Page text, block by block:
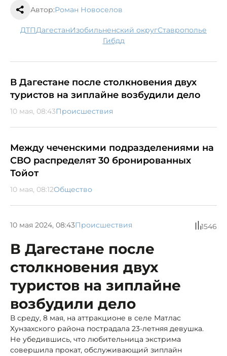
Автор:Роман Новоселов
ДТП Дагестан Изобильненский округ Ставрополье
гибдд
В Дагестане после столкновения двух
туристов на зиплайне возбудили дело
10 мая, 08:43Происшествия
Между чеченскими подразделениями на
СВО распределят 30 бронированных
Тойот
10 мая, 08:12Общество
10 мая 2024, 08:43Происшествия 1546
В Дагестане после
столкновения двух
туристов на зиплайне
возбудили дело
В среду, 8 мая, на аттракционе в селе Матлас
Хунзахского района пострадала 23-летняя девушка.
Не убедившись, что любительница экстрима
совершила прокат, обслуживающий зиплайн